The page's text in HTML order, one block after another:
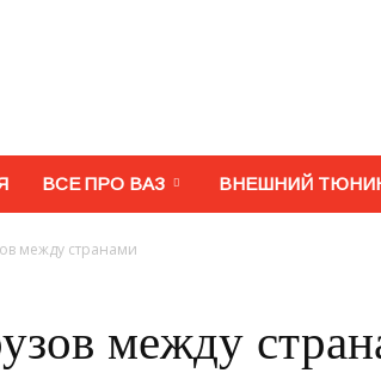
ВСЕ ПРО ВАЗ ВНЕШНИЙ
между странами
между